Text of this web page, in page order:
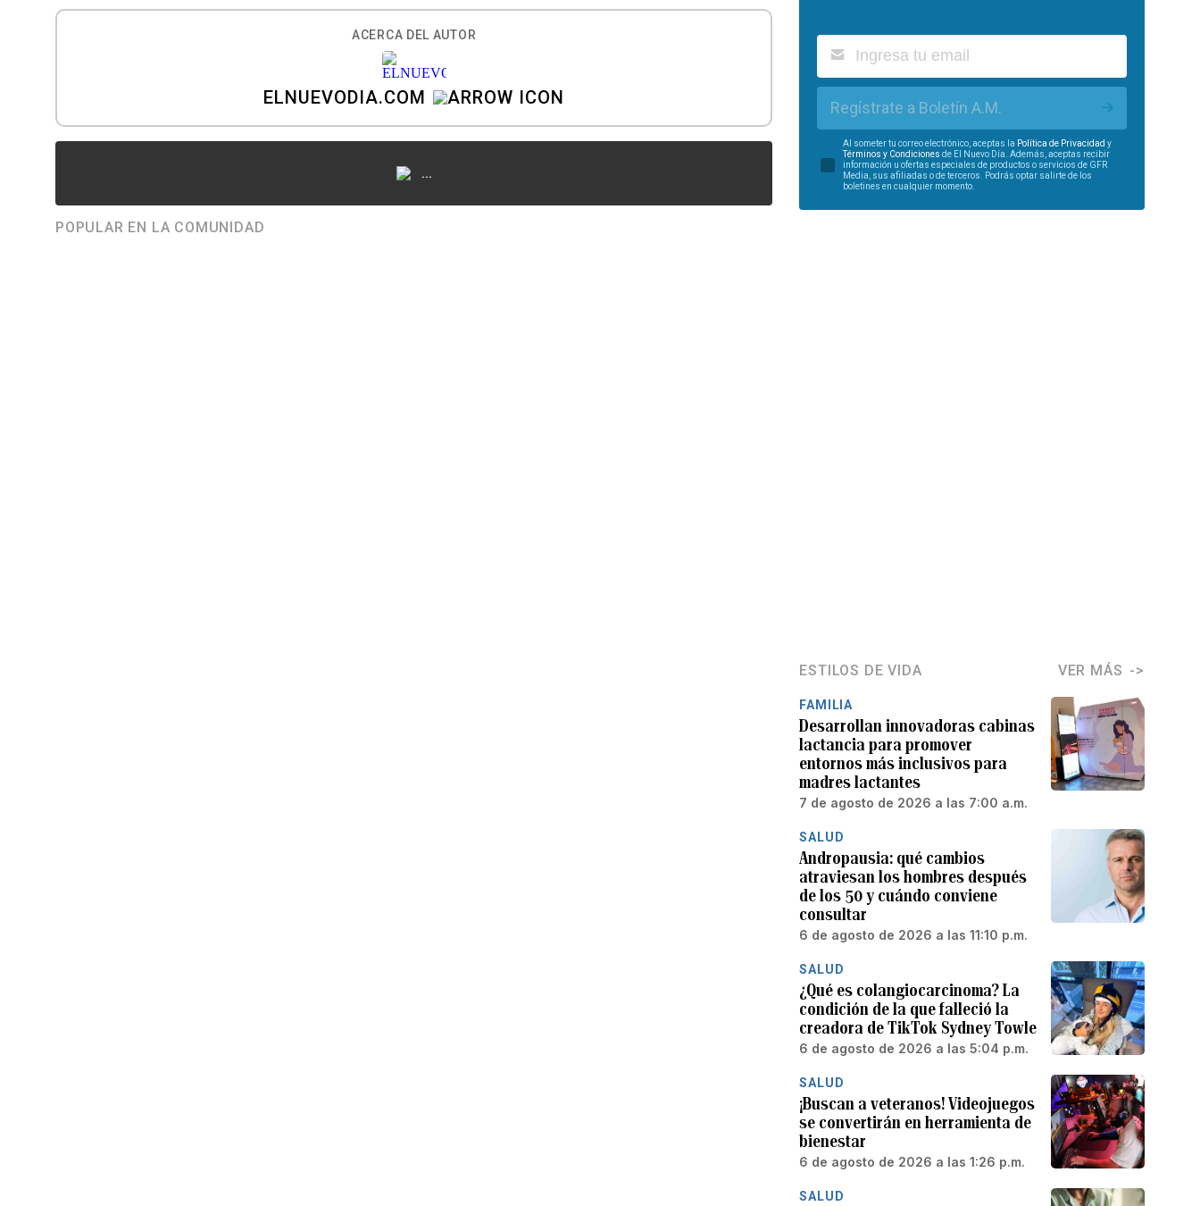
ACERCA DEL AUTOR
ELNUEVODIA.COM
...
POPULAR EN LA COMUNIDAD
Regístrate a Boletín A.M.
Al someter tu correo electrónico, aceptas la Política de Privacidad y
Términos y Condiciones de El Nuevo Día. Además, aceptas recibir
información u ofertas especiales de productos o servicios de GFR
Media, sus afiliadas o de terceros. Podrás optar salirte de los
boletines en cualquier momento.
ESTILOS DE VIDA VER MÁS
FAMILIA
Desarrollan innovadoras cabinas
lactancia para promover
entornos más inclusivos para
madres lactantes
7 de agosto de 2026 a las 7:00 a.m.
SALUD
Andropausia: qué cambios
atraviesan los hombres después
de los 50 y cuándo conviene
consultar
6 de agosto de 2026 a las 11:10 p.m.
SALUD
¿Qué es colangiocarcinoma? La
condición de la que falleció la
creadora de TikTok Sydney Towle
6 de agosto de 2026 a las 5:04 p.m.
SALUD
¡Buscan a veteranos! Videojuegos
se convertirán en herramienta de
bienestar
6 de agosto de 2026 a las 1:26 p.m.
SALUD